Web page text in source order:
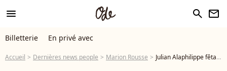
menu search newsletter
Billetterie En privé avec
Accueil Dernières news people Marion Rousse Julian Alaphilippe fêtard : critiqué pour sa consommation d'alcool, sa chérie Marion Rousse prend sa défense